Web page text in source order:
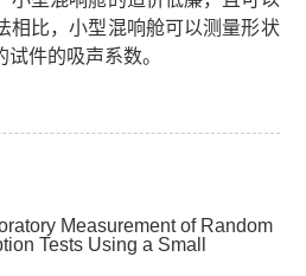
相比，小型混响舱可以测量形状
件的吸声系数。
Measurement of Random
Tests Using a Small